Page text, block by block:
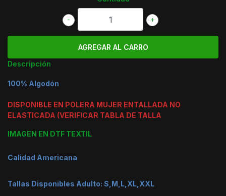
+
-
Descripción
100% Algodón
DISPONIBLE EN POLERA MUJER ENTALLADA NO
ELASTICADA (VERIFICAR TABLA DE TALLA
IMAGEN EN DTF TEXTIL
Calidad Americana
Tallas Disponibles Adulto: S,M,L,XL,XXL